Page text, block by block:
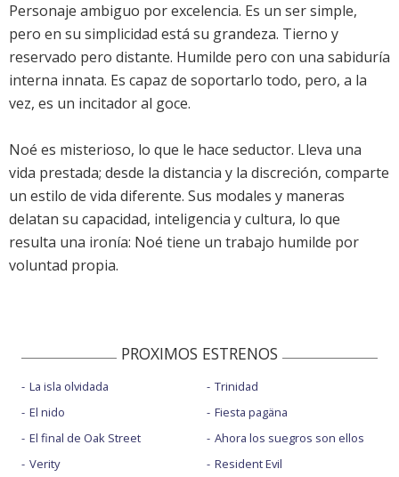
Personaje ambiguo por excelencia. Es un ser simple,
pero en su simplicidad está su grandeza. Tierno y
reservado pero distante. Humilde pero con una sabiduría
interna innata. Es capaz de soportarlo todo, pero, a la
vez, es un incitador al goce.
Noé es misterioso, lo que le hace seductor. Lleva una
vida prestada; desde la distancia y la discreción, comparte
un estilo de vida diferente. Sus modales y maneras
delatan su capacidad, inteligencia y cultura, lo que
resulta una ironía: Noé tiene un trabajo humilde por
voluntad propia.
PROXIMOS ESTRENOS
La isla olvidada
El nido
El final de Oak Street
Verity
Trinidad
Fiesta pagäna
Ahora los suegros son ellos
Resident Evil